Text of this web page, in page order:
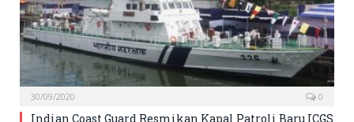
30/09/2020 0
Indian Coast Guard Resmikan Kapal Patroli Baru ICGS